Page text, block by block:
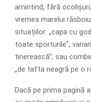
amintind, fără
vremea marelui
situațiilor: „capa cu
toate sporturile”,
tinerească”, sau
„de tafta neagră pe o
Dacă pe prima pagină